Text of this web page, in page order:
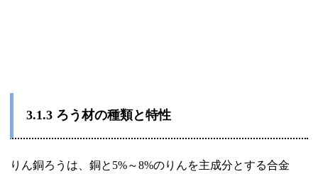
3.1.3 ろう材の種類と特性
りん銅ろうは、銅と5%～8%のりんを主成分とする合金